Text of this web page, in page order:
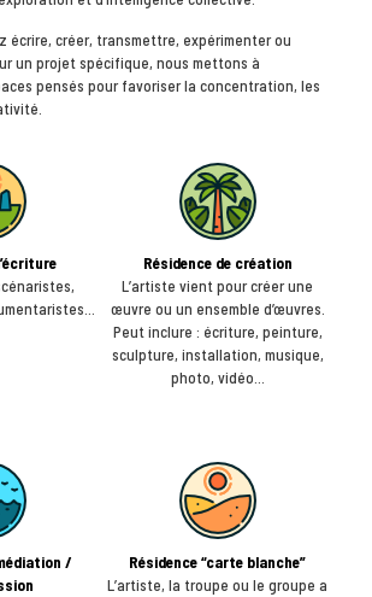
écrire, créer, transmettre, expérimenter ou
un projet spécifique, nous mettons à
pensés pour favoriser la concentration, les
Résidence de création
L’artiste vient pour créer une
œuvre ou un ensemble d’œuvres.
Peut inclure : écriture, peinture,
sculpture, installation, musique,
photo, vidéo…
/
Résidence “carte blanche”
L’artiste, la troupe ou le groupe a